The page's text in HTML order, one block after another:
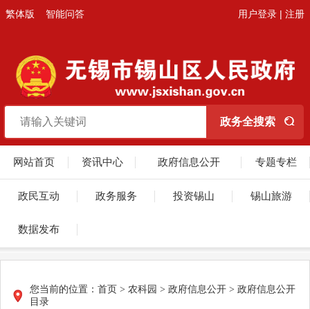
繁体版 智能问答 用户登录 | 注册
网站首页 资讯中心 政府信息公开 专题专栏
政民互动 政务服务 投资锡山 锡山旅游
数据发布
您当前的位置： 首页 > 农科园 > 政府信息公开 > 政府信息公开
目录